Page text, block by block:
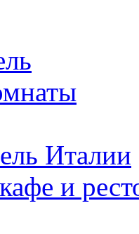
Италии
и